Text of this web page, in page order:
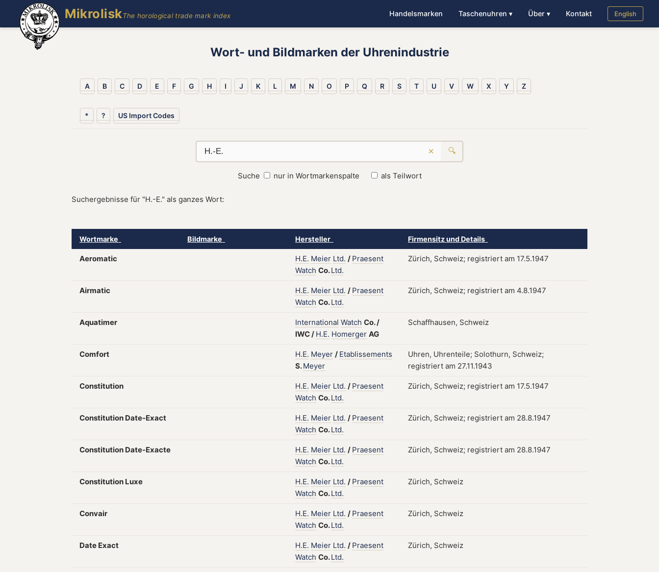
MikroliskThe horological trade mark index Handelsmarken Taschenuhren ▾ Über ▾ Kontakt English
Wort- und Bildmarken der Uhrenindustrie
A B C D E F G H I J K L M N O P Q R S T U V W X Y Z
* ? US Import Codes
× 🔍
Suche nur in Wortmarkenspalte als Teilwort
Suchergebnisse für "H.-E." als ganzes Wort:
Wortmarke Bildmarke Hersteller Firmensitz und Details
Aeromatic H.E. Meier Ltd. / Praesent
Watch Co.Ltd.
Zürich, Schweiz; registriert am 17.5.1947
Airmatic H.E. Meier Ltd. / Praesent
Watch Co.Ltd.
Zürich, Schweiz; registriert am 4.8.1947
Aquatimer International Watch Co./
IWC/ H.E. Homerger AG
Schaffhausen, Schweiz
Comfort H.E. Meyer / Etablissements
S.Meyer
Uhren, Uhrenteile; Solothurn, Schweiz;
registriert am 27.11.1943
Constitution H.E. Meier Ltd. / Praesent
Watch Co.Ltd.
Zürich, Schweiz; registriert am 17.5.1947
Constitution Date-Exact H.E. Meier Ltd. / Praesent
Watch Co.Ltd.
Zürich, Schweiz; registriert am 28.8.1947
Constitution Date-Exacte H.E. Meier Ltd. / Praesent
Watch Co.Ltd.
Zürich, Schweiz; registriert am 28.8.1947
Constitution Luxe H.E. Meier Ltd. / Praesent
Watch Co.Ltd.
Zürich, Schweiz
Convair H.E. Meier Ltd. / Praesent
Watch Co.Ltd.
Zürich, Schweiz
Date Exact H.E. Meier Ltd. / Praesent
Watch Co.Ltd.
Zürich, Schweiz